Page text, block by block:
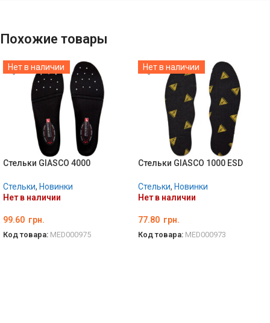
Похожие товары
Нет в наличии
Стельки GIASCO 4000
Стельки, Новинки
Нет в наличии
99.60 грн.
Код товара: MED000975
Нет в наличии
Стельки GIASCO 1000 ESD
Стельки, Новинки
Нет в наличии
77.80 грн.
Код товара: MED000973